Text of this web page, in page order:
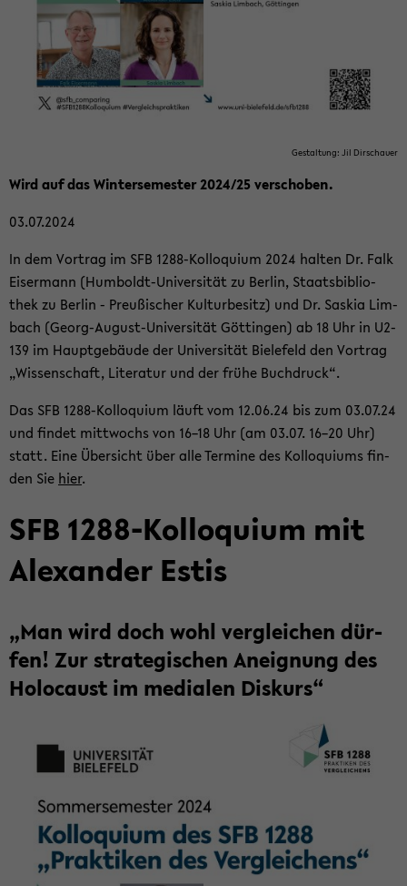
Ge­stal­tung: Jil Dir­schau­er
Wird auf das Win­ter­se­mes­ter 2024/25 ver­scho­ben.
03.07.2024
In dem Vor­trag im SFB 1288-​Kolloquium 2024 hal­ten Dr. Falk
Eis­er­mann (Humboldt-​Universität zu Ber­lin, Staats­bi­blio­
thek zu Ber­lin - Preu­ßi­scher Kul­tur­be­sitz) und Dr. Sas­kia Lim­
bach (Georg-​August-Universität Göt­tin­gen) ab 18 Uhr in U2-​
139 im Haupt­ge­bäu­de der Uni­ver­si­tät Bie­le­feld den Vor­trag
„Wis­sen­schaft, Li­te­ra­tur und der frühe Buch­druck“.
Das SFB 1288-​Kolloquium läuft vom 12.06.24 bis zum 03.07.24
und fin­det mitt­wochs von 16–18 Uhr (am 03.07. 16–20 Uhr)
statt. Eine Über­sicht über alle Ter­mi­ne des Kol­lo­qui­ums fin­
den Sie hier.
SFB 1288-​Kolloquium mit
Alex­an­der Estis
„Man wird doch wohl ver­glei­chen dür­
fen! Zur stra­te­gi­schen An­eig­nung des
Ho­lo­caust im me­dia­len Dis­kurs“